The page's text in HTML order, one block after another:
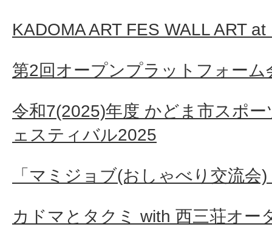
KADOMA ART FES WALL ART
第2回オープンプラットフォーム
令和7(2025)年度 かどま市スポ
ェスティバル2025
「マミジョブ(おしゃべり交流会
カドマとタクミ with 西三荘オー